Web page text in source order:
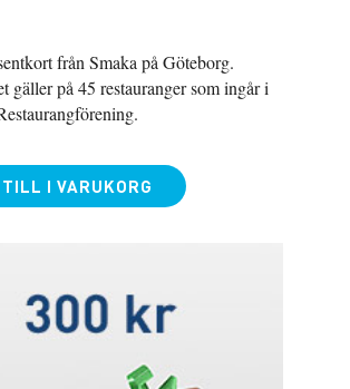
från Smaka på Göteborg.
gäller på 45 restauranger som ingår i
I VARUKORG